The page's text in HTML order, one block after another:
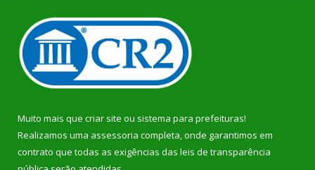
Muito mais que criar site ou sistema para prefeituras!
Realizamos uma assessoria completa, onde garantimos em
contrato que todas as exigências das leis de transparência